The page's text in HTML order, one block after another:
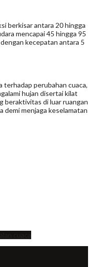
berkisar antara 20 hingga
mencapai 45 hingga 95
kecepatan antara 5
perubahan cuaca,
hujan disertai kilat
beraktivitas di luar ruangan
demi menjaga keselamatan